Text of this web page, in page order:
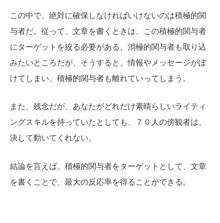
この中で、絶対に確保しなければいけないのは積極的関
与者だ。従って、文章を書くときは、この積極的関与者
にターゲットを絞る必要がある。消極的関与者も取り込
みたいところだが、そうすると、情報やメッセージがぼ
けてしまい、積極的関与者も離れていってしまう。
また、残念だが、あなたがどれだけ素晴らしいライティ
ングスキルを持っていたとしても、７０人の傍観者は、
決して動いてくれない。
結論を言えば、積極的関与者をターゲットとして、文章
を書くことで、最大の反応率を得ることができる。